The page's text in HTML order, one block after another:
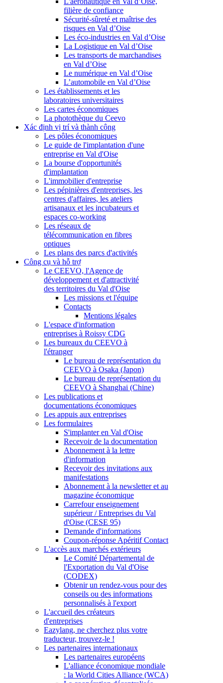
filière de confiance
Sécurité-sûreté et maîtrise des
risques en Val d’Oise
Les éco-industries en Val d’Oise
La Logistique en Val d’Oise
Les transports de marchandises
en Val d’Oise
Le numérique en Val d’Oise
L’automobile en Val d’Oise
Les établissements et les
laboratoires universitaires
Les cartes économiques
La photothèque du Ceevo
Xác định vị trí và thành công
Les pôles économiques
Le guide de l'implantation d'une
entreprise en Val d'Oise
La bourse d'opportunités
d'implantation
L'immobilier d'entreprise
Les pépinières d'entreprises, les
centres d'affaires, les ateliers
artisanaux et les incubateurs et
espaces co-working
Les réseaux de
télécommunication en fibres
optiques
Les plans des parcs d'activités
Công cụ và hỗ trợ
Le CEEVO, l'Agence de
développement et d'attractivité
des territoires du Val d'Oise
Les missions et l'équipe
Contacts
Mentions légales
L'espace d'information
entreprises à Roissy CDG
Les bureaux du CEEVO à
l'étranger
Le bureau de représentation du
CEEVO à Osaka (Japon)
Le bureau de représentation du
CEEVO à Shanghai (Chine)
Les publications et
documentations économiques
Les appuis aux entreprises
Les formulaires
S'implanter en Val d'Oise
Recevoir de la documentation
Abonnement à la lettre
d'information
Recevoir des invitations aux
manifestations
Abonnement à la newsletter et au
magazine économique
Carrefour enseignement
supérieur / Entreprises du Val
d'Oise (CESE 95)
Demande d'informations
Coupon-réponse Apéritif Contact
L'accès aux marchés extérieurs
Le Comité Départemental de
l'Exportation du Val d'Oise
(CODEX)
Obtenir un rendez-vous pour des
conseils ou des informations
personnalisés à l'export
L'accueil des créateurs
d'entreprises
Eazylang, ne cherchez plus votre
traducteur, trouvez-le !
Les partenaires internationaux
Les partenaires européens
L'alliance économique mondiale
: la World Cities Alliance (WCA)